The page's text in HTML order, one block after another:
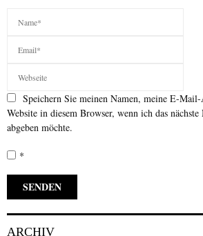
Speichern Sie meinen Namen, meine E-Mail-
Website in diesem Browser, wenn ich das
abgeben möchte.
*
ARCHIV